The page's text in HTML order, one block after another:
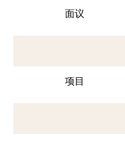
面议
项目